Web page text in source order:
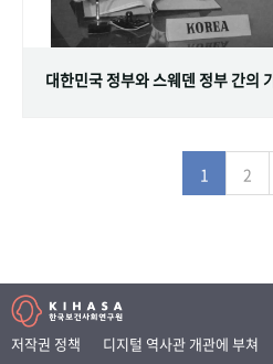
1 2
저작권 정책 디지털 역사관 개관에 부쳐